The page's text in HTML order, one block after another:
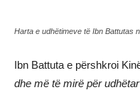
Harta e udhëtimeve të Ibn Battutas
Ibn Battuta e përshkroi
dhe më të mirë për